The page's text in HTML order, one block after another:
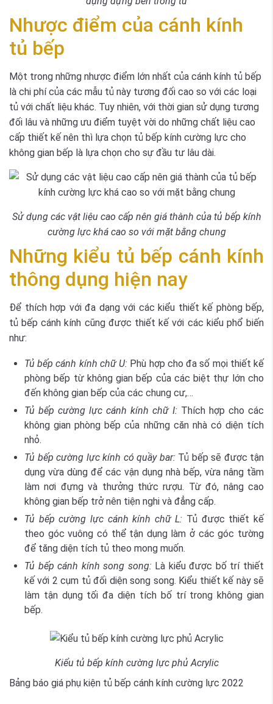
Nhược điểm của cánh kính
tủ bếp
Một trong những nhược điểm lớn nhất của cánh kính tủ bếp
là chi phí của các mẫu tủ này tương đối cao so với các loại
tủ với chất liệu khác. Tuy nhiên, với thời gian sử dụng tương
đối lâu và những ưu điểm tuyệt vời do những chất liệu cao
cấp thiết kế nên thì lựa chọn tủ bếp kính cường lực cho
không gian bếp là lựa chọn cho sự đầu tư lâu dài.
Sử dụng các vật liệu cao cấp nên giá thành của tủ bếp kính
cường lực khá cao so với mặt bằng chung
Những kiểu tủ bếp cánh kính
thông dụng hiện nay
Để thích hợp với đa dạng với các kiểu thiết kế phòng bếp,
tủ bếp cánh kính cũng được thiết kế với các kiểu phổ biến
như:
Tủ bếp cánh kính chữ U: Phù hợp cho đa số mọi thiết kế
phòng bếp từ không gian bếp của các biệt thự lớn cho
đến không gian bếp của các chung cư,…
Tủ bếp cường lực cánh kính chữ I: Thích hợp cho các
không gian phòng bếp của những căn nhà có diện tích
nhỏ.
Tủ bếp cường lực kính có quầy bar:Tủ bếp sẽ được tận
dụng vừa dùng để các vận dụng nhà bếp, vừa nâng tầm
làm nơi đựng và thưởng thức rượu. Từ đó, nâng cao
không gian bếp trở nên tiện nghi và đẳng cấp.
Tủ bếp cường lực cánh kính chữ L: Tủ được thiết kế
theo góc vuông có thể tận dụng làm ở các góc tường
để tăng diện tích tủ theo mong muốn.
Tủ bếp cánh kính song song:Là kiểu được bố trí thiết
kế với 2 cụm tủ đối diện song song. Kiểu thiết kế này sẽ
làm tận dụng tối đa diện tích bố trí trong không gian
bếp.
Kiểu tủ bếp kính cường lực phủ Acrylic
Bảng báo giá phụ kiện tủ bếp cánh kính cường lực 2022